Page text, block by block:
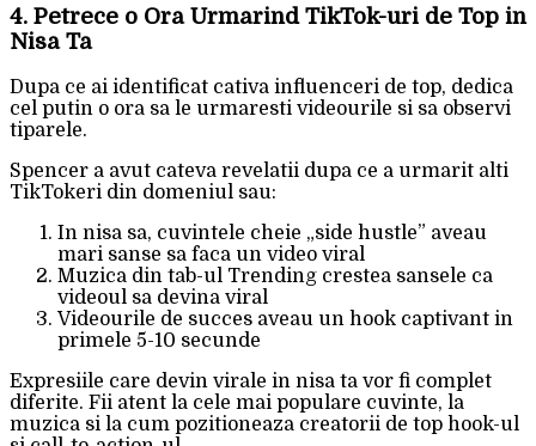
4. Petrece o Ora Urmarind TikTok-uri de Top in
Nisa Ta
Dupa ce ai identificat cativa influenceri de top, dedica
cel putin o ora sa le urmaresti videourile si sa observi
tiparele.
Spencer a avut cateva revelatii dupa ce a urmarit alti
TikTokeri din domeniul sau:
In nisa sa, cuvintele cheie „side hustle” aveau
mari sanse sa faca un video viral
Muzica din tab-ul Trending crestea sansele ca
videoul sa devina viral
Videourile de succes aveau un hook captivant in
primele 5-10 secunde
Expresiile care devin virale in nisa ta vor fi complet
diferite. Fii atent la cele mai populare cuvinte, la
muzica si la cum pozitioneaza creatorii de top hook-ul